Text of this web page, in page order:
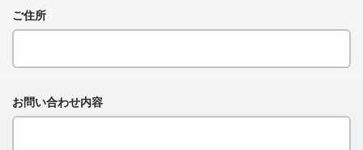
ご住所
お問い合わせ内容